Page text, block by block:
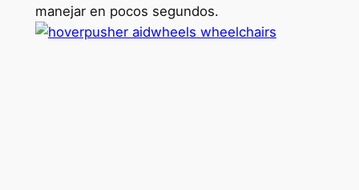
manejar en pocos segundos.